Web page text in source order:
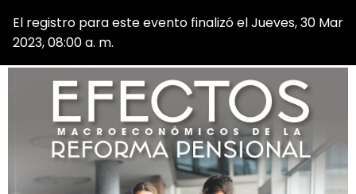
El registro para este evento finalizó el Jueves, 30 Mar
2023, 08:00 a. m.